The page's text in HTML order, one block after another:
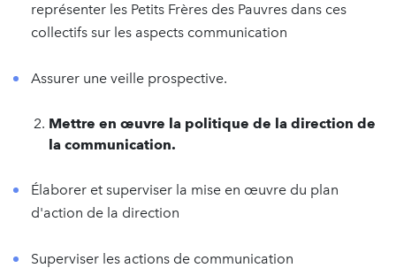
représenter les Petits Frères des Pauvres dans ces
collectifs sur les aspects communication
Assurer une veille prospective.
Mettre en œuvre la politique de la direction de
la communication.
Élaborer et superviser la mise en œuvre du plan
d'action de la direction
Superviser les actions de communication